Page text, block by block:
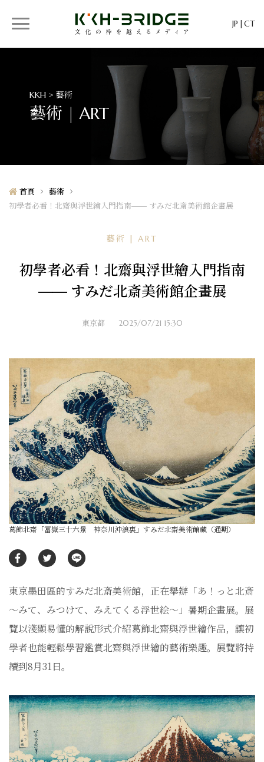
JP CT
KKH > 藝術
藝術 | ART
首頁
藝術
初學者必看！北齋與浮世繪入門指南—— すみだ北斎美術館企畫展
藝術 | ART
初學者必看！北齋與浮世繪入門指南
—— すみだ北斎美術館企畫展
東京都 2025/07/21 15:30
葛飾北齋「冨嶽三十六景 神奈川沖浪裏」すみだ北齋美術館藏（通期）
東京墨田區的すみだ北斎美術館，正在舉辦「あ！っと北斎
～みて、みつけて、みえてくる浮世絵～」暑期企畫展。展
覽以淺顯易懂的解說形式介紹葛飾北齋與浮世繪作品，讓初
學者也能輕鬆學習鑑賞北齋與浮世繪的藝術樂趣。展覽將持
續到8月31日。